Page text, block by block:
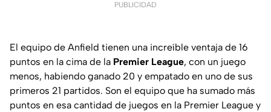
PUBLICIDAD
El equipo de Anfield tienen una increíble ventaja de 16
puntos en la cima de la Premier League, con un juego
menos, habiendo ganado 20 y empatado en uno de sus
primeros 21 partidos. Son el equipo que ha sumado más
puntos en esa cantidad de juegos en la Premier League y